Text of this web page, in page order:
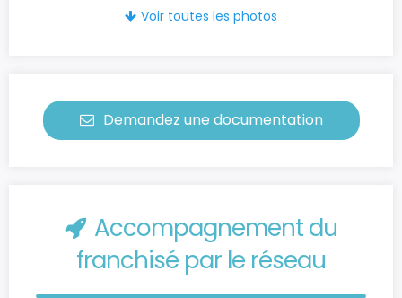
Voir toutes les photos
Demandez une documentation
Accompagnement du
franchisé par le réseau